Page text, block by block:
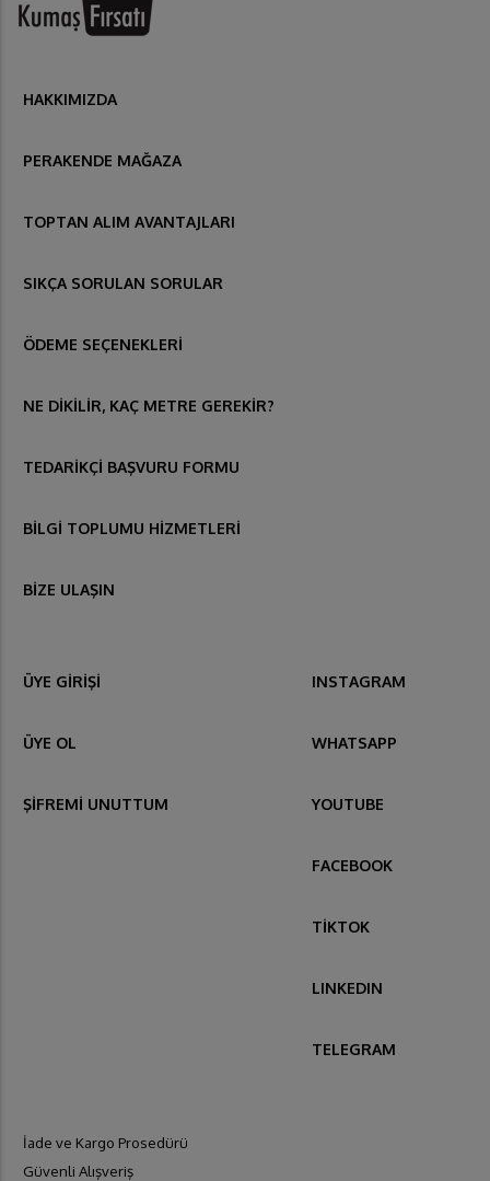
HAKKIMIZDA
PERAKENDE MAĞAZA
TOPTAN ALIM AVANTAJLARI
SIKÇA SORULAN SORULAR
ÖDEME SEÇENEKLERİ
NE DİKİLİR, KAÇ METRE GEREKİR?
TEDARİKÇİ BAŞVURU FORMU
BİLGİ TOPLUMU HİZMETLERİ
BİZE ULAŞIN
ÜYE GİRİŞİ
ÜYE OL
ŞİFREMİ UNUTTUM
INSTAGRAM
WHATSAPP
YOUTUBE
FACEBOOK
TİKTOK
LINKEDIN
TELEGRAM
İade ve Kargo Prosedürü
Güvenli Alışveriş